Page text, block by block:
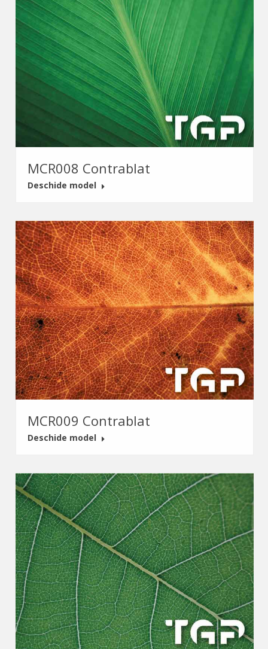
MCR008 Contrablat
Deschide model
MCR009 Contrablat
Deschide model